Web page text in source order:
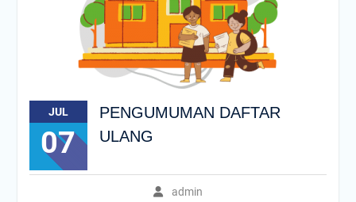
JUL
07
PENGUMUMAN DAFTAR
ULANG
admin